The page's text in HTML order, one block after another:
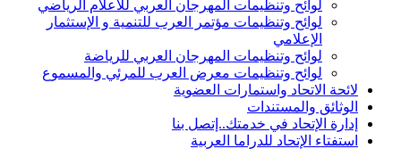
لوائح وتنظيمات المهرجان العربي للاعلام الرياضي
لوائح وتنظيمات مؤتمر العرب للتنمية و الإستثمار
الإعلامي
لوائح وتنظيمات المهرجان العربي للرياضة
لوائح وتنظيمات معرض العرب للمرئي والمسموع
لائحة الاتحاد واستمارات العضوية
الوثائق والمستندات
إدارة الإتحاد في خدمتك..إتصل بنا
استفتاء الإتحاد للدراما العربية